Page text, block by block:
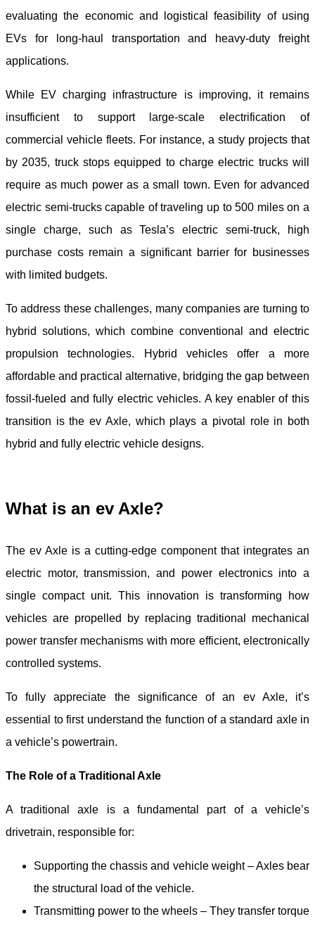
evaluating the economic and logistical feasibility of using
EVs for long-haul transportation and heavy-duty freight
applications.
While EV charging infrastructure is improving, it remains
insufficient to support large-scale electrification of
commercial vehicle fleets. For instance, a study projects that
by 2035, truck stops equipped to charge electric trucks will
require as much power as a small town. Even for advanced
electric semi-trucks capable of traveling up to 500 miles on a
single charge, such as Tesla’s electric semi-truck, high
purchase costs remain a significant barrier for businesses
with limited budgets.
To address these challenges, many companies are turning to
hybrid solutions, which combine conventional and electric
propulsion technologies. Hybrid vehicles offer a more
affordable and practical alternative, bridging the gap between
fossil-fueled and fully electric vehicles. A key enabler of this
transition is the ev Axle, which plays a pivotal role in both
hybrid and fully electric vehicle designs.
What is an ev Axle?
The ev Axle is a cutting-edge component that integrates an
electric motor, transmission, and power electronics into a
single compact unit. This innovation is transforming how
vehicles are propelled by replacing traditional mechanical
power transfer mechanisms with more efficient, electronically
controlled systems.
To fully appreciate the significance of an ev Axle, it’s
essential to first understand the function of a standard axle in
a vehicle’s powertrain.
The Role of a Traditional Axle
A traditional axle is a fundamental part of a vehicle’s
drivetrain, responsible for:
Supporting the chassis and vehicle weight – Axles bear
the structural load of the vehicle.
Transmitting power to the wheels – They transfer torque